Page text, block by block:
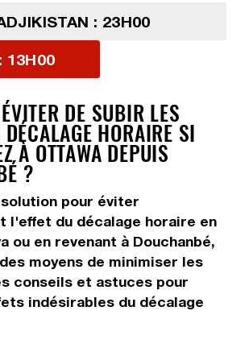
: 23H00
13H00
DE SUBIR LES
DÉCALAGE HORAIRE SI
À OTTAWA DEPUIS
?
pour éviter
l'effet du décalage horaire en
ou en revenant à Douchanbé,
moyens de minimiser les
conseils et astuces pour
indésirables du décalage